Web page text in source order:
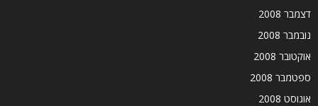
דצמבר 2008
נובמבר 2008
אוקטובר 2008
ספטמבר 2008
אוגוסט 2008